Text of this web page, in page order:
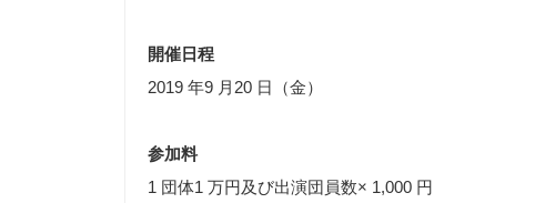
開催日程
2019 年9 月20 日（金）
参加料
1 団体1 万円及び出演団員数× 1,000 円